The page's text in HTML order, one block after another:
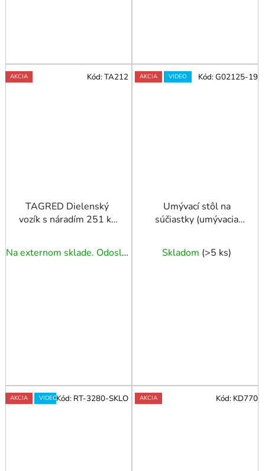
AKCIA
TAGRED Dielenský
vozík s náradím 251 ks
Na externom sklade. Odoslanie 3 - 5 prac. dní.
Kód:TA212 AKCIA VIDEO
Umývací stôl na
súčiastky (umývacia
Skladom (>5 ks)
Kód:G02125-19
AKCIA VIDEOKód: RT-3280-SKLO AKCIA Kód: KD770